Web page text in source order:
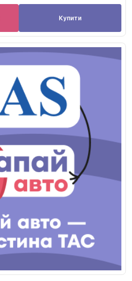
Купити